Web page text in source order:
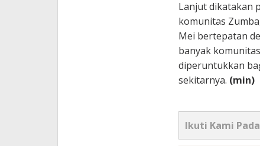
Lanjut dikatakan
komunitas
Mei bertepatan
banyak
diperuntukkan
sekitarnya. (min)
Ikuti Kami Pada